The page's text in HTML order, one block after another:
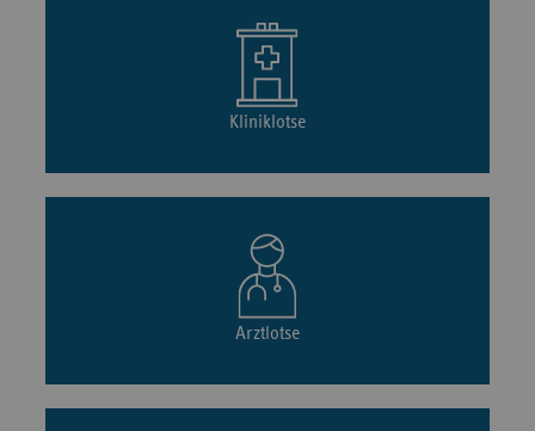
Kliniklotse
Arztlotse